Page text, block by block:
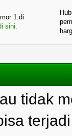
1 di
sini.
tidak